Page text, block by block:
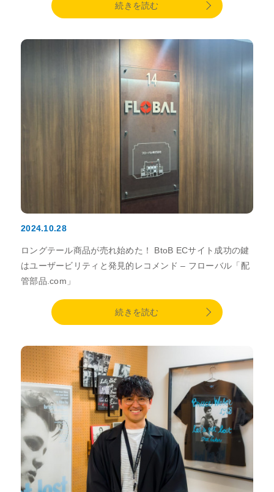
続きを読む
2024.10.28
ロングテール商品が売れ始めた！ BtoB ECサイト成功の鍵
はユーザービリティと発見的レコメンド – フローバル「配
管部品.com」
続きを読む